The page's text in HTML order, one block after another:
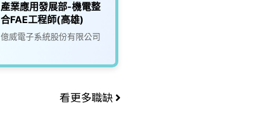
產業應用發展部-機電整
合FAE工程師(高雄)
億威電子系統股份有限公司
看更多職缺